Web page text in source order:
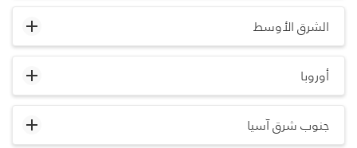
الشرق الأوسط
أوروبا
جنوب شرق آسيا